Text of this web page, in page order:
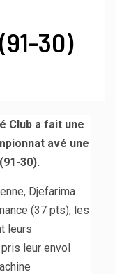
30)
Club a fait une
avé une
30).
Djefarima
(37 pts), les
leurs
leur envol